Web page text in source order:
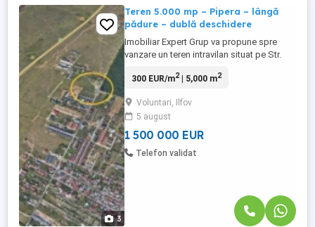
3
Teren 5.000 mp – Pipera – lângă
pădure – dublă deschidere
Imobiliar Expert Grup va propune spre
vanzare un teren intravilan situat pe Str.
mp și deschidere generoasă de 121 ml
Amplasat într-o zonă premium, în imediata
apropiere a pădurii, terenul beneficiază de
liniște, intimitate ...
300 EUR/m2| 5,000 m2
Voluntari, Ilfov
5 august
1 500 000 EUR
Telefon validat